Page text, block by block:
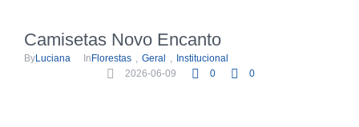
Camisetas Novo Encanto
ByLuciana In Florestas , Geral , Institucional
2026-06-09
0 0